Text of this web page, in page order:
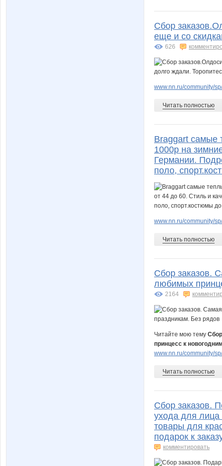
Сбор
еще и со
626
www.nn.ru/community/
Читать полностью
Braggart самые
1000р на
Германии.
поло,
www.nn.ru/community/
Читать полностью
Сбор заказов.
любимых
2164
Читайте мою тему
принцесс к
www.nn.ru/community/
Читать полностью
Сбор заказов.
ухода для лица
товары для
подарок к
комментировать